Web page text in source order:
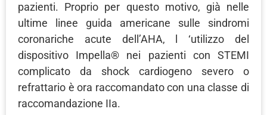
pazienti. Proprio per questo motivo, già nelle
ultime linee guida americane sulle sindromi
coronariche acute dell’AHA, l ‘utilizzo del
dispositivo Impella® nei pazienti con STEMI
complicato da shock cardiogeno severo o
refrattario è ora raccomandato con una classe di
raccomandazione IIa.